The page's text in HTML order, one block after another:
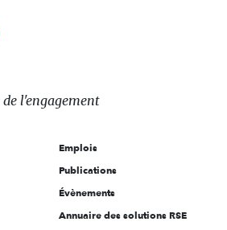
de l'engagement
Emplois
Publications
Évènements
Annuaire des solutions RSE